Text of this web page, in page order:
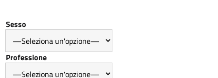
Sesso
Professione